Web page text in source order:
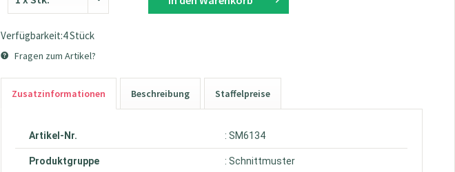
Verfügbarkeit:4 Stück
Fragen zum Artikel?
Zusatzinformationen Beschreibung Staffelpreise
Artikel-Nr. : SM6134
Produktgruppe : Schnittmuster